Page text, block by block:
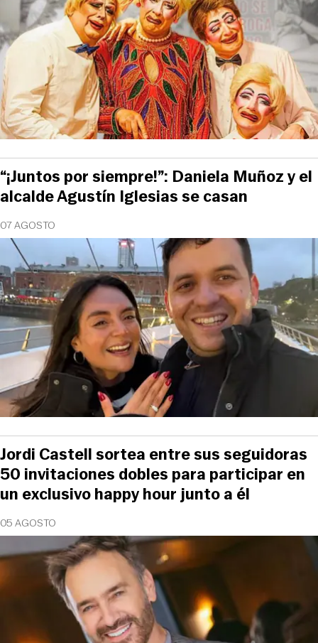
07 AGOSTO
“¡Juntos por siempre!”: Daniela Muñoz y el
alcalde Agustín Iglesias se casan
05 AGOSTO
Jordi Castell sortea entre sus seguidoras
50 invitaciones dobles para participar en
un exclusivo happy hour junto a él